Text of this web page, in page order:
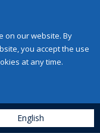
on our website. By
you accept the use
at any time.
English